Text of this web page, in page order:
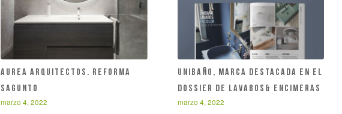
AUREA ARQUITECTOS. Reforma
Sagunto
marzo 4, 2022
UNIBAÑO, MARCA DESTACADA EN EL
DOSSIER DE LAVABOS& ENCIMERAS
marzo 4, 2022